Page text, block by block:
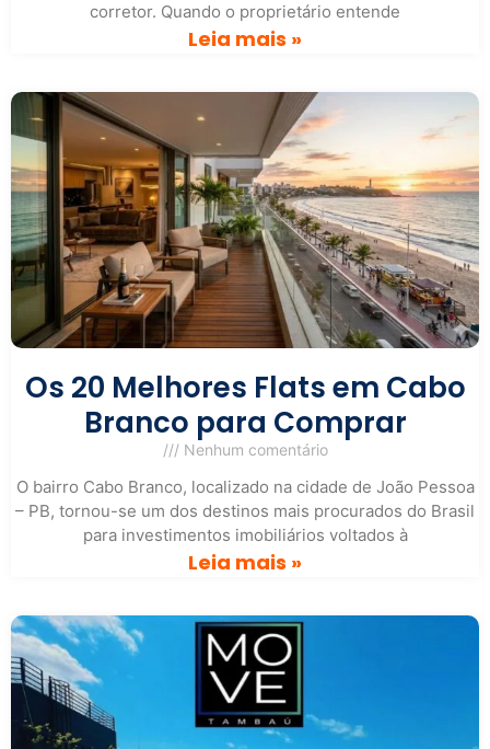
corretor. Quando o proprietário entende
Leia mais »
Os 20 Melhores Flats em Cabo
Branco para Comprar
Nenhum comentário
O bairro Cabo Branco, localizado na cidade de João Pessoa
– PB, tornou-se um dos destinos mais procurados do Brasil
para investimentos imobiliários voltados à
Leia mais »